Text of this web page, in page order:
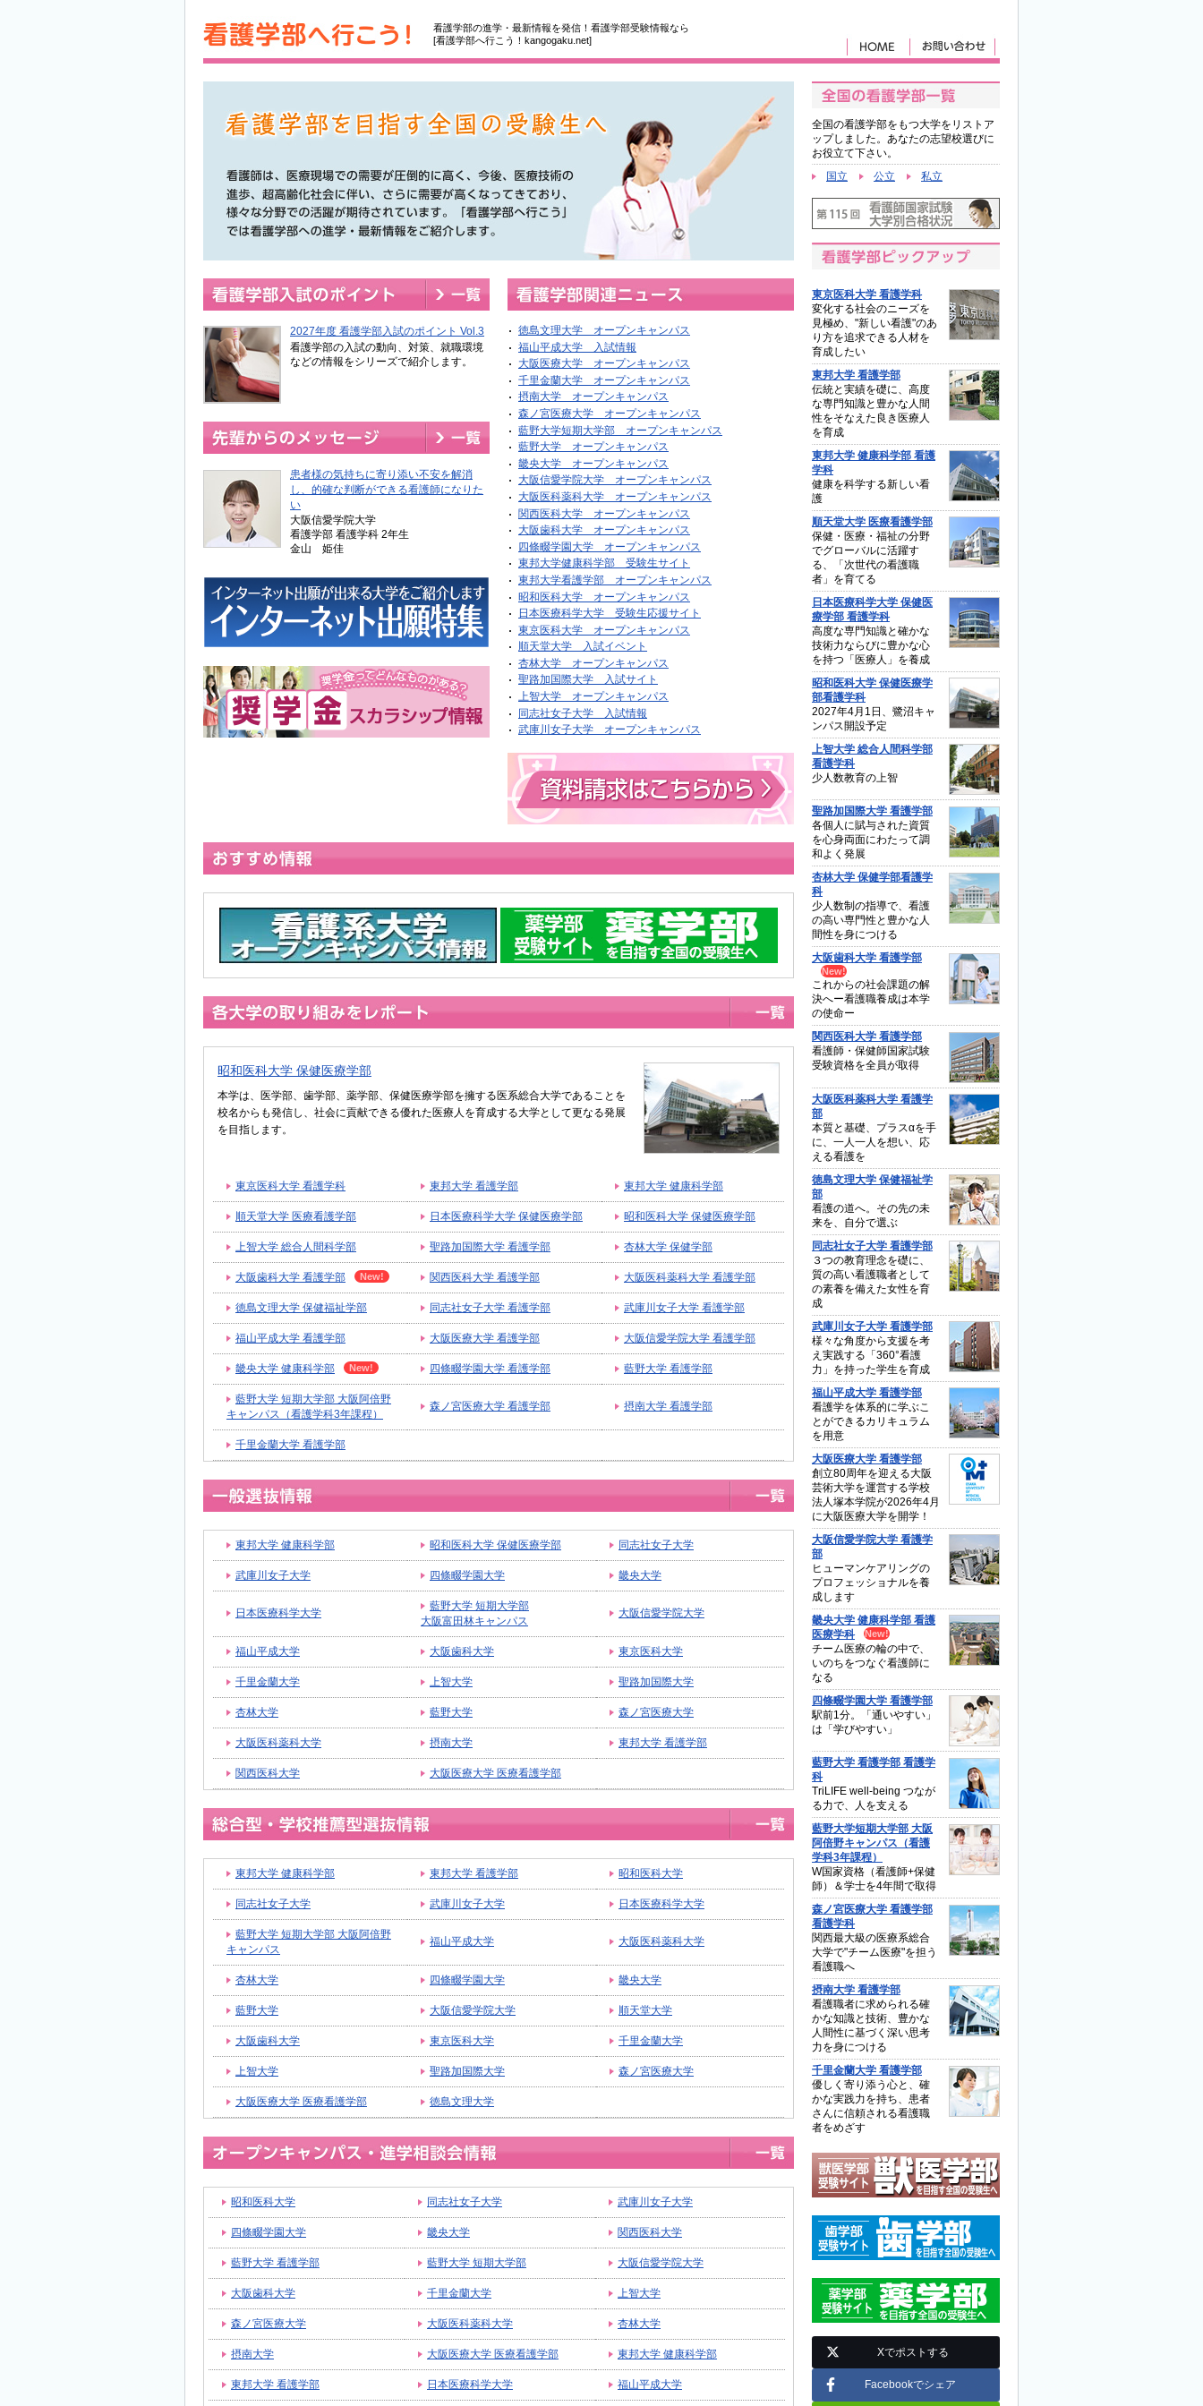
看護学部の進学・最新情報を発信！看護学部受験情報なら
[看護学部へ行こう！kangogaku.net]
2027年度 看護学部入試のポイント Vol.3
看護学部の入試の動向、対策、就職環境
などの情報をシリーズで紹介します。
患者様の気持ちに寄り添い不安を解消
し、的確な判断ができる看護師になりた
い
大阪信愛学院大学
看護学部 看護学科 2年生
金山 姫佳
徳島文理大学 オープンキャンパス
福山平成大学 入試情報
大阪医療大学 オープンキャンパス
千里金蘭大学 オープンキャンパス
摂南大学 オープンキャンパス
森ノ宮医療大学 オープンキャンパス
藍野大学短期大学部 オープンキャンパス
藍野大学 オープンキャンパス
畿央大学 オープンキャンパス
大阪信愛学院大学 オープンキャンパス
大阪医科薬科大学 オープンキャンパス
関西医科大学 オープンキャンパス
大阪歯科大学 オープンキャンパス
四條畷学園大学 オープンキャンパス
東邦大学健康科学部 受験生サイト
東邦大学看護学部 オープンキャンパス
昭和医科大学 オープンキャンパス
日本医療科学大学 受験生応援サイト
東京医科大学 オープンキャンパス
順天堂大学 入試イベント
杏林大学 オープンキャンパス
聖路加国際大学 入試サイト
上智大学 オープンキャンパス
同志社女子大学 入試情報
武庫川女子大学 オープンキャンパス
昭和医科大学 保健医療学部
本学は、医学部、歯学部、薬学部、保健医療学部を擁する医系総合大学であることを
校名からも発信し、社会に貢献できる優れた医療人を育成する大学として更なる発展
を目指します。
東京医科大学 看護学科 東邦大学 看護学部 東邦大学 健康科学部
順天堂大学 医療看護学部 日本医療科学大学 保健医療学部 昭和医科大学 保健医療学部
上智大学 総合人間科学部 聖路加国際大学 看護学部 杏林大学 保健学部
大阪歯科大学 看護学部 関西医科大学 看護学部 大阪医科薬科大学 看護学部
徳島文理大学 保健福祉学部 同志社女子大学 看護学部 武庫川女子大学 看護学部
福山平成大学 看護学部 大阪医療大学 看護学部 大阪信愛学院大学 看護学部
畿央大学 健康科学部 四條畷学園大学 看護学部 藍野大学 看護学部
藍野大学 短期大学部 大阪阿倍野
キャンパス（看護学科3年課程）
森ノ宮医療大学 看護学部 摂南大学 看護学部
千里金蘭大学 看護学部
東邦大学 健康科学部 昭和医科大学 保健医療学部 同志社女子大学
武庫川女子大学 四條畷学園大学 畿央大学
日本医療科学大学
藍野大学 短期大学部
大阪富田林キャンパス
大阪信愛学院大学
福山平成大学 大阪歯科大学 東京医科大学
千里金蘭大学 上智大学 聖路加国際大学
杏林大学 藍野大学 森ノ宮医療大学
大阪医科薬科大学 摂南大学 東邦大学 看護学部
関西医科大学 大阪医療大学 医療看護学部
東邦大学 健康科学部 東邦大学 看護学部 昭和医科大学
同志社女子大学 武庫川女子大学 日本医療科学大学
藍野大学 短期大学部 大阪阿倍野
キャンパス
福山平成大学 大阪医科薬科大学
杏林大学 四條畷学園大学 畿央大学
藍野大学 大阪信愛学院大学 順天堂大学
大阪歯科大学 東京医科大学 千里金蘭大学
上智大学 聖路加国際大学 森ノ宮医療大学
大阪医療大学 医療看護学部 徳島文理大学
昭和医科大学 同志社女子大学 武庫川女子大学
四條畷学園大学 畿央大学 関西医科大学
藍野大学 看護学部 藍野大学 短期大学部 大阪信愛学院大学
大阪歯科大学 千里金蘭大学 上智大学
森ノ宮医療大学 大阪医科薬科大学 杏林大学
摂南大学 大阪医療大学 医療看護学部 東邦大学 健康科学部
東邦大学 看護学部 日本医療科学大学 福山平成大学
全国の看護学部をもつ大学をリストア
ップしました。あなたの志望校選びに
お役立て下さい。
国立
公立 私立
東京医科大学 看護学科
変化する社会のニーズを
見極め、"新しい看護"のあ
り方を追求できる人材を
育成したい
東邦大学 看護学部
伝統と実績を礎に、高度
な専門知識と豊かな人間
性をそなえた良き医療人
を育成
東邦大学 健康科学部 看護
学科
健康を科学する新しい看
護
順天堂大学 医療看護学部
保健・医療・福祉の分野
でグローバルに活躍す
る、「次世代の看護職
者」を育てる
日本医療科学大学 保健医
療学部 看護学科
高度な専門知識と確かな
技術力ならびに豊かな心
を持つ「医療人」を養成
昭和医科大学 保健医療学
部看護学科
2027年4月1日、鷺沼キャ
ンパス開設予定
上智大学 総合人間科学部
看護学科
少人数教育の上智
聖路加国際大学 看護学部
各個人に賦与された資質
を心身両面にわたって調
和よく発展
杏林大学 保健学部看護学
科
少人数制の指導で、看護
の高い専門性と豊かな人
間性を身につける
大阪歯科大学 看護学部
これからの社会課題の解
決へー看護職養成は本学
の使命ー
関西医科大学 看護学部
看護師・保健師国家試験
受験資格を全員が取得
大阪医科薬科大学 看護学
部
本質と基礎、プラスαを手
に、一人一人を想い、応
える看護を
徳島文理大学 保健福祉学
部
看護の道へ。その先の未
来を、自分で選ぶ
同志社女子大学 看護学部
３つの教育理念を礎に、
質の高い看護職者として
の素養を備えた女性を育
成
武庫川女子大学 看護学部
様々な角度から支援を考
え実践する「360°看護
力」を持った学生を育成
福山平成大学 看護学部
看護学を体系的に学ぶこ
とができるカリキュラム
を用意
大阪医療大学 看護学部
創立80周年を迎える大阪
芸術大学を運営する学校
法人塚本学院が2026年4月
に大阪医療大学を開学！
大阪信愛学院大学 看護学
部
ヒューマンケアリングの
プロフェッショナルを養
成します
畿央大学 健康科学部 看護
医療学科
チーム医療の輪の中で、
いのちをつなぐ看護師に
なる
四條畷学園大学 看護学部
駅前1分。「通いやすい」
は「学びやすい」
藍野大学 看護学部 看護学
科
TriLIFE well-being つなが
る力で、人を支える
藍野大学短期大学部 大阪
阿倍野キャンパス（看護
学科3年課程）
W国家資格（看護師+保健
師）＆学士を4年間で取得
森ノ宮医療大学 看護学部
看護学科
関西最大級の医療系総合
大学で"チーム医療"を担う
看護職へ
摂南大学 看護学部
看護職者に求められる確
かな知識と技術、豊かな
人間性に基づく深い思考
力を身につける
千里金蘭大学 看護学部
優しく寄り添う心と、確
かな実践力を持ち、患者
さんに信頼される看護職
者をめざす
Xでポストする
Facebookでシェア